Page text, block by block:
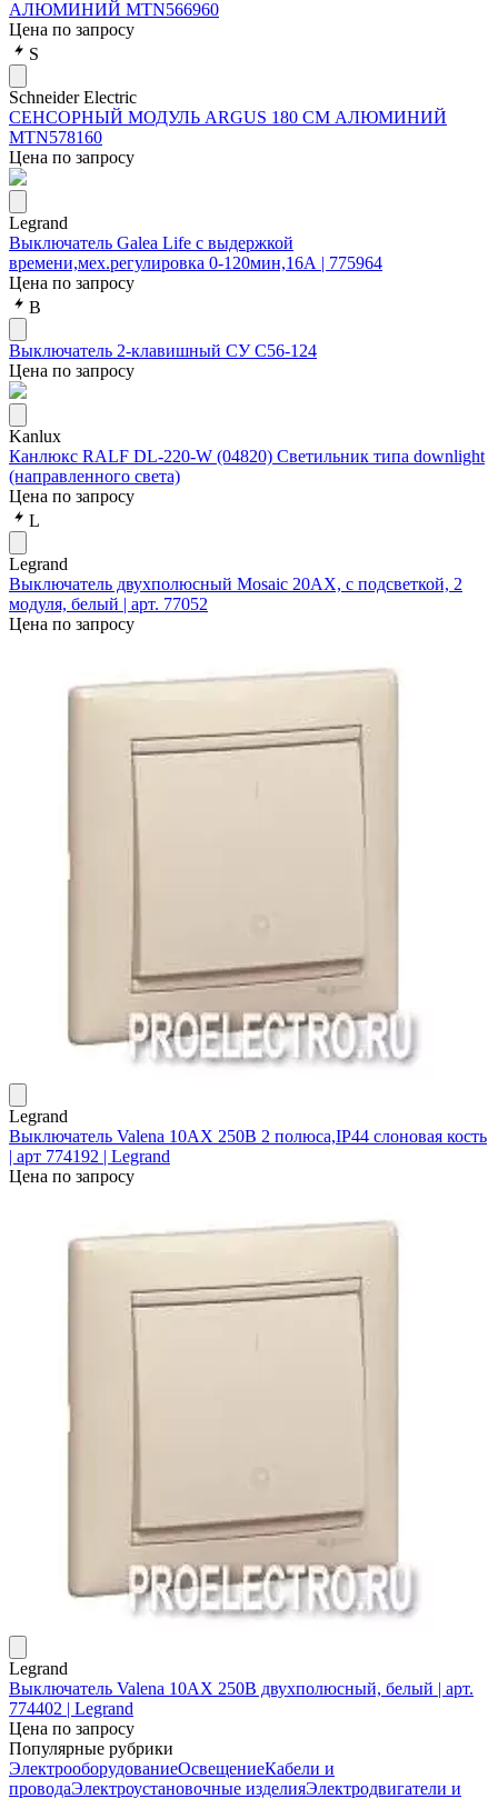
АЛЮМИНИЙ MTN566960
Цена по запросу
S
Schneider Electric
СЕНСОРНЫЙ МОДУЛЬ ARGUS 180 СМ АЛЮМИНИЙ
MTN578160
Цена по запросу
Legrand
Выключатель Galea Life с выдержкой
времени,мех.регулировка 0-120мин,16А | 775964
Цена по запросу
В
Выключатель 2-клавишный СУ С56-124
Цена по запросу
Kanlux
Канлюкс RALF DL-220-W (04820) Светильник типа downlight
(направленного света)
Цена по запросу
L
Legrand
Выключатель двухполюсный Mosaic 20АХ, с подсветкой, 2
модуля, белый | арт. 77052
Цена по запросу
Legrand
Выключатель Valena 10АХ 250В 2 полюса,IP44 слоновая кость
| арт 774192 | Legrand
Цена по запросу
Legrand
Выключатель Valena 10АХ 250В двухполюсный, белый | арт.
774402 | Legrand
Цена по запросу
Популярные рубрики
ЭлектрооборудованиеОсвещениеКабели и
проводаЭлектроустановочные изделияЭлектродвигатели и